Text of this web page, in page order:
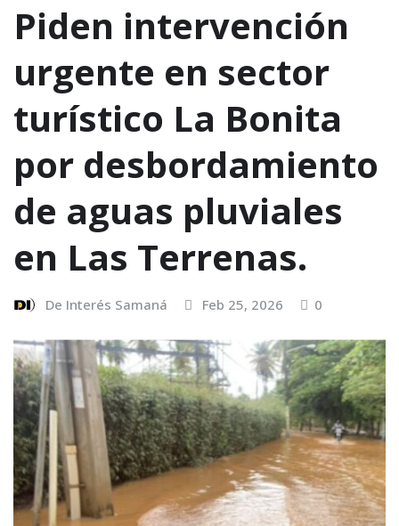
Piden intervención
urgente en sector
turístico La Bonita
por desbordamiento
de aguas pluviales
en Las Terrenas.
De Interés Samaná Feb 25, 2026 0